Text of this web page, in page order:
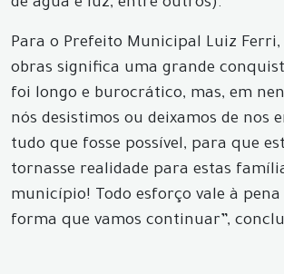
de água e luz, entre outros).
Para o Prefeito Municipal Luiz
obras significa uma grande
foi longo e burocrático, mas, em
nós desistimos ou deixamos de nos
tudo que fosse possível, para que
tornasse realidade para estas
município! Todo esforço vale à pena
forma que vamos continuar”,